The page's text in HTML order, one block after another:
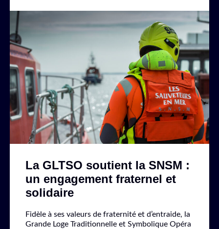
La GLTSO soutient la SNSM :
un engagement fraternel et
solidaire
Fidèle à ses valeurs de fraternité et d’entraide, la
Grande Loge Traditionnelle et Symbolique Opéra